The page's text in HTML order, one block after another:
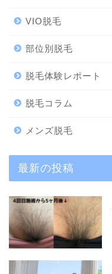
VIO脱毛
部位別脱毛
脱毛体験レポート
脱毛コラム
メンズ脱毛
最新の投稿